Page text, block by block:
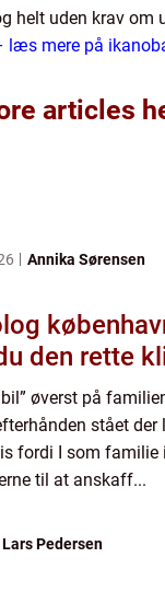
helt uden krav om
læs mere på
articles
Annika Sørensen
københavn
den rette
øverst på
stået
fordi I som familie
til at anskaff...
Lars Pedersen